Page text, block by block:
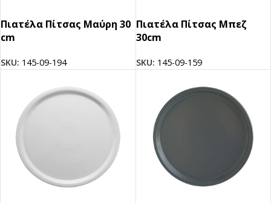
Πιατέλα Πίτσας Μαύρη 30
cm
SKU: 145-09-194
Πιατέλα Πίτσας Μπεζ
30cm
SKU: 145-09-159